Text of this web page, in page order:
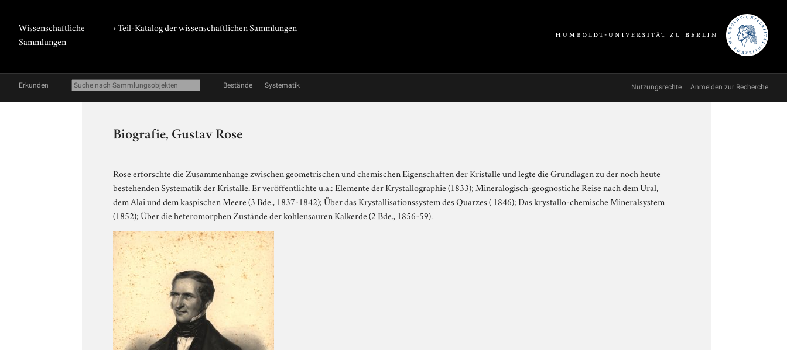
Wissenschaftliche
Sammlungen
› Teil-Katalog der wissenschaftlichen Sammlungen
Erkunden Bestände Systematik Nutzungsrechte Anmelden zur Recherche
Biografie, Gustav Rose
Rose erforschte die Zusammenhänge zwischen geometrischen und chemischen Eigenschaften der Kristalle und legte die Grundlagen zu der noch heute
bestehenden Systematik der Kristalle. Er veröffentlichte u.a.: Elemente der Krystallographie (1833); Mineralogisch-geognostiche Reise nach dem Ural,
dem Alai und dem kaspischen Meere (3 Bde., 1837-1842); Über das Krystallisationssystem des Quarzes ( 1846); Das krystallo-chemische Mineralsystem
(1852); Über die heteromorphen Zustände der kohlensauren Kalkerde (2 Bde., 1856-59).